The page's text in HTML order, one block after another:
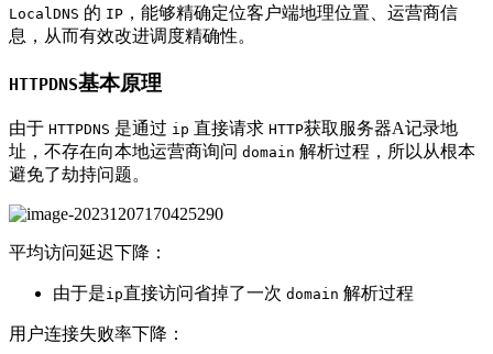
LocalDNS 的 IP ，能够精确定位客户端地理位置、运营商信
息，从而有效改进调度精确性。
HTTPDNS基本原理
由于 HTTPDNS 是通过 ip 直接请求 HTTP获取服务器A记录地
址，不存在向本地运营商询问 domain 解析过程，所以从根本
避免了劫持问题。
平均访问延迟下降：
由于是ip直接访问省掉了一次 domain 解析过程
用户连接失败率下降：